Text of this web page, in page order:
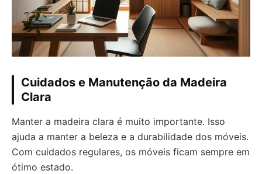
Cuidados e Manutenção da Madeira
Clara
Manter a madeira clara é muito importante. Isso
ajuda a manter a beleza e a durabilidade dos móveis.
Com cuidados regulares, os móveis ficam sempre em
ótimo estado.